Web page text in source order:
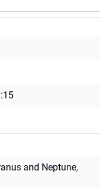
and Neptune,